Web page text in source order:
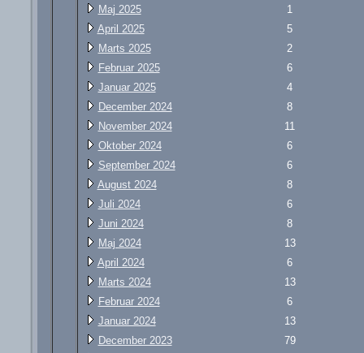
Maj 2025
1
April 2025
5
Marts 2025
2
Februar 2025
6
Januar 2025
4
December 2024
8
November 2024
11
Oktober 2024
6
September 2024
6
August 2024
8
Juli 2024
6
Juni 2024
8
Maj 2024
13
April 2024
6
Marts 2024
13
Februar 2024
6
Januar 2024
13
December 2023
79